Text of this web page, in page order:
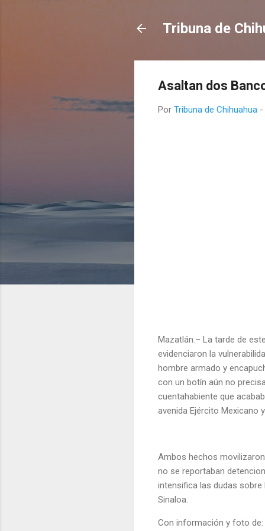
Tribuna de
Asaltan dos
Por Tribuna de Chihuahua -
Mazatlán.– La tarde de
evidenciaron la
hombre armado y
con un botín aún no
cuentahabiente que
avenida Ejército Mexicano
Ambos hechos
no se reportaban
intensifica las dudas
Sinaloa.
Con información y foto de: